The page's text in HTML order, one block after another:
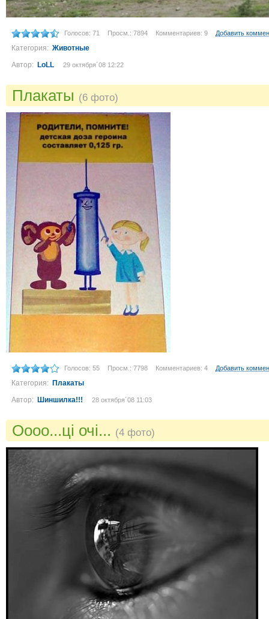
Голосов: 71 Просм.: 7894 Комментариев: 9 Добавить
Категория: Животные
Автор: LoLL 29 октября´08 12:22
Плакаты (6 фото)
Голосов: 55 Просм.: 7798 Комментариев: 4 Добавить
Категория: Плакаты
Автор: Шиншилка!!! 28 октября´08 11:03
Оооо...ці очі... (4 фото)